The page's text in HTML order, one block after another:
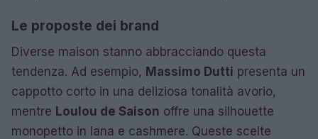
Le proposte dei brand
Diverse maison stanno abbracciando questa
tendenza. Ad esempio, Massimo Dutti presenta un
cappotto corto in una deliziosa tonalità avorio,
mentre Loulou de Saison offre una silhouette
monopetto in lana e cashmere. Queste scelte